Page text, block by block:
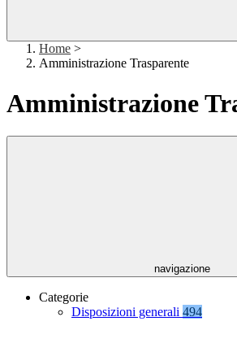
Home >
Amministrazione Trasparente
Amministrazione
navigazione
Categorie
Disposizioni generali 494